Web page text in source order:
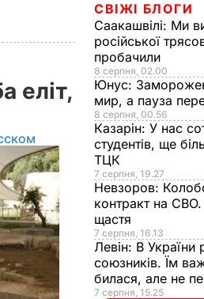
еліт,
СВІЖІ БЛОГИ
Саакашвілі: Ми
російської
пробачили
8 серпня, 02.00
Юнус:
мир, а пауза
8 серпня, 00.56
Казарін: У нас
студентів, ще
ТЦК
7 серпня, 19.27
Невзоров:
контракт на
щастя
7 серпня, 16.13
Левін: В України
союзників. Їм
билася, але не
7 серпня, 15.25